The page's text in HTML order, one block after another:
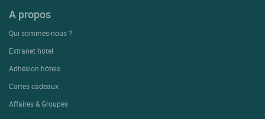
A propos
Qui sommes-nous ?
Extranet hotel
Adhésion hôtels
Cartes cadeaux
Affaires & Groupes